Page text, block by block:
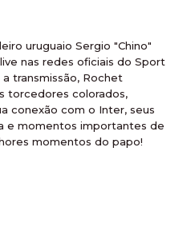
uruguaio Sergio "Chino"
nas redes oficiais do Sport
transmissão, Rochet
torcedores colorados,
conexão com o Inter, seus
e momentos importantes de
momentos do papo!